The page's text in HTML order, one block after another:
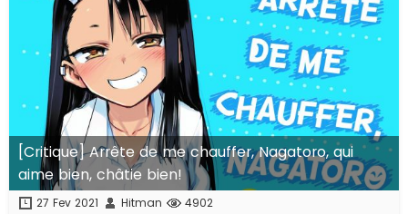
[Critique] Arrête de me chauffer, Nagatoro, qui
aime bien, châtie bien!
27 Fev 2021 Hitman 4902